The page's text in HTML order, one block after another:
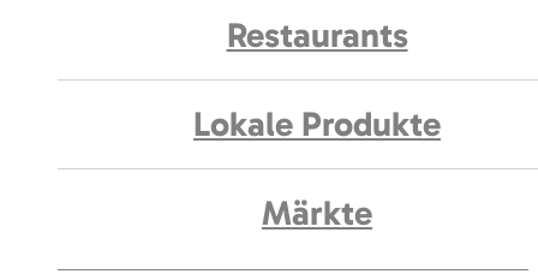
Restaurants
Lokale Produkte
Märkte